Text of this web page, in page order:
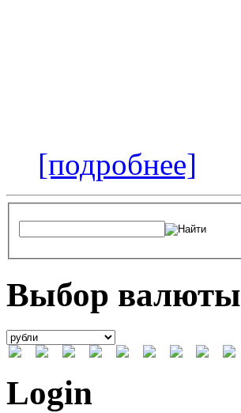
[подробнее]
Выбор валюты
Login